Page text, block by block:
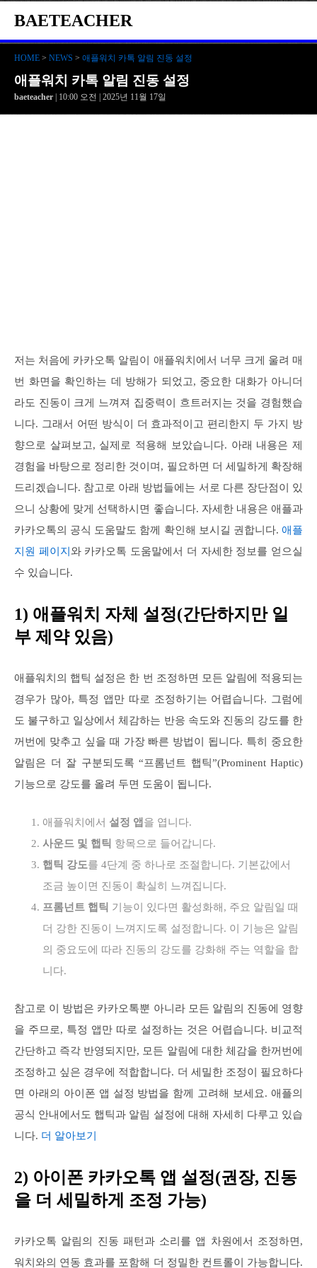
BAETEACHER
HOME > NEWS > 애플워치 카톡 알림 진동 설정
애플워치 카톡 알림 진동 설정
baeteacher | 10:00 오전 | 2025년 11월 17일
저는 처음에 카카오톡 알림이 애플워치에서 너무 크게 울려 매
번 화면을 확인하는 데 방해가 되었고, 중요한 대화가 아니더
라도 진동이 크게 느껴져 집중력이 흐트러지는 것을 경험했습
니다. 그래서 어떤 방식이 더 효과적이고 편리한지 두 가지 방
향으로 살펴보고, 실제로 적용해 보았습니다. 아래 내용은 제
경험을 바탕으로 정리한 것이며, 필요하면 더 세밀하게 확장해
드리겠습니다. 참고로 아래 방법들에는 서로 다른 장단점이 있
으니 상황에 맞게 선택하시면 좋습니다. 자세한 내용은 애플과
카카오톡의 공식 도움말도 함께 확인해 보시길 권합니다. 애플
지원 페이지 와 카카오톡 도움말에서 더 자세한 정보를 얻으실
수 있습니다.
1) 애플워치 자체 설정(간단하지만 일
부 제약 있음)
애플워치의 햅틱 설정은 한 번 조정하면 모든 알림에 적용되는
경우가 많아, 특정 앱만 따로 조정하기는 어렵습니다. 그럼에
도 불구하고 일상에서 체감하는 반응 속도와 진동의 강도를 한
꺼번에 맞추고 싶을 때 가장 빠른 방법이 됩니다. 특히 중요한
알림은 더 잘 구분되도록 “프롬넌트 햅틱”(Prominent Haptic)
기능으로 강도를 올려 두면 도움이 됩니다.
애플워치에서 설정 앱 을 엽니다.
사운드 및 햅틱 항목으로 들어갑니다.
햅틱 강도를 4단계 중 하나로 조절합니다. 기본값에서
조금 높이면 진동이 확실히 느껴집니다.
프롬넌트 햅틱 기능이 있다면 활성화해, 주요 알림일 때
더 강한 진동이 느껴지도록 설정합니다. 이 기능은 알림
의 중요도에 따라 진동의 강도를 강화해 주는 역할을 합
니다.
참고로 이 방법은 카카오톡뿐 아니라 모든 알림의 진동에 영향
을 주므로, 특정 앱만 따로 설정하는 것은 어렵습니다. 비교적
간단하고 즉각 반영되지만, 모든 알림에 대한 체감을 한꺼번에
조정하고 싶은 경우에 적합합니다. 더 세밀한 조정이 필요하다
면 아래의 아이폰 앱 설정 방법을 함께 고려해 보세요. 애플의
공식 안내에서도 햅틱과 알림 설정에 대해 자세히 다루고 있습
니다. 더 알아보기
2) 아이폰 카카오톡 앱 설정(권장, 진동
을 더 세밀하게 조정 가능)
카카오톡 알림의 진동 패턴과 소리를 앱 차원에서 조정하면,
워치와의 연동 효과를 포함해 더 정밀한 컨트롤이 가능합니다.